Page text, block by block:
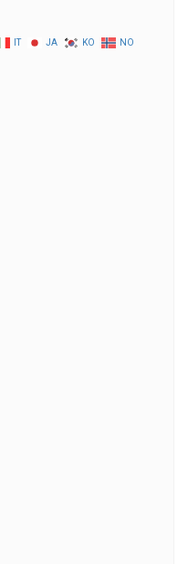
JA KO NO